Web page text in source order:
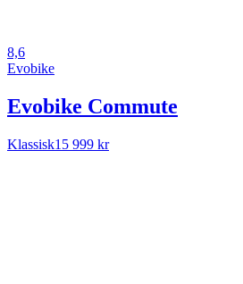
8,6
Evobike
Evobike Commute
Klassisk15 999 kr